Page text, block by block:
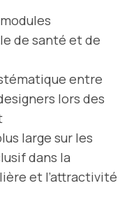
de santé et de
entre
lors des
large sur les
dans la
et l’attractivité